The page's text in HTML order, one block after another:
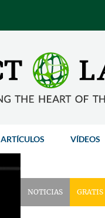
ARTÍCULOS VÍDEOS
NOTICIAS GRATIS